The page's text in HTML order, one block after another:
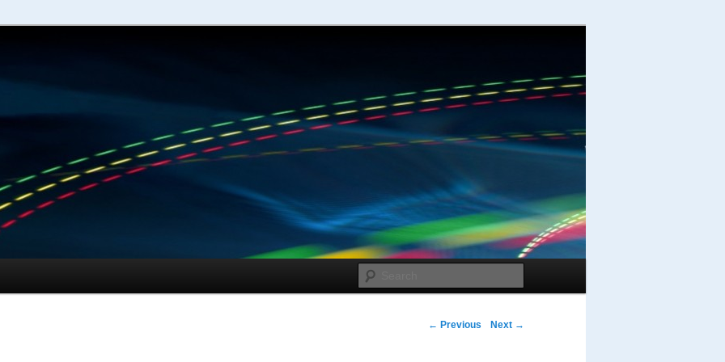
online
Post navigation
← Previous Next →